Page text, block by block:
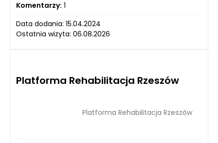
Komentarzy: 1
Data dodania: 15.04.2024
Ostatnia wizyta: 06.08.2026
Platforma Rehabilitacja Rzeszów
Platforma Rehabilitacja Rzeszów